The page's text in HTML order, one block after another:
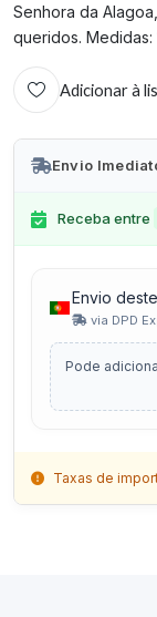
Senhora da
queridos. Medidas:
Adicionar à
Envio
Receba entre
Envio
via DPD
Pode
Taxas de